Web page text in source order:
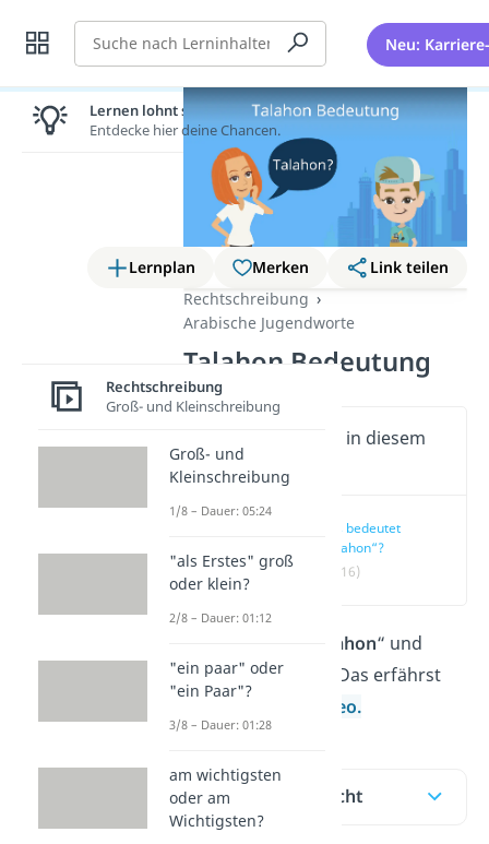
Suche Neu:
Lernplan Merken
Link teilen
Rechtschreibung
Arabische Jugendworte
Talahon Bedeutung
Wichtige Inhalte in diesem
Video
Was bedeutet
„Talahon“?
(00:16)
Talahon“ und
woher kommt es? Das erfährst
Video.
Inhaltsübersicht
Lernen lohnt sich!
Entdecke hier deine Chancen.
Rechtschreibung
Groß- und Kleinschreibung
Groß- und
Kleinschreibung
1/8 – Dauer: 05:24
"als Erstes" groß
oder klein?
2/8 – Dauer: 01:12
"ein paar" oder
"ein Paar"?
3/8 – Dauer: 01:28
am wichtigsten
oder am
Wichtigsten?